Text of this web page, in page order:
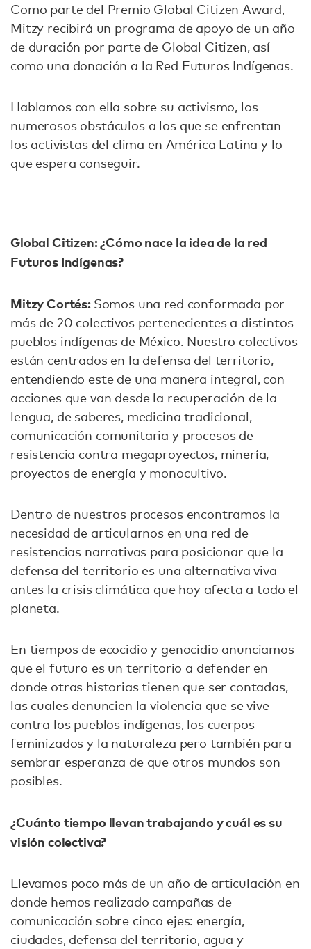
Como parte del Premio Global Citizen Award,
Mitzy recibirá un programa de apoyo de un año
de duración por parte de Global Citizen, así
como una donación a la Red Futuros Indígenas.
Hablamos con ella sobre su activismo, los
numerosos obstáculos a los que se enfrentan
los activistas del clima en América Latina y lo
que espera conseguir.
Global Citizen: ¿Cómo nace la idea de la red
Futuros Indígenas?
Mitzy Cortés: Somos una red conformada por
más de 20 colectivos pertenecientes a distintos
pueblos indígenas de México. Nuestro colectivos
están centrados en la defensa del territorio,
entendiendo este de una manera integral, con
acciones que van desde la recuperación de la
lengua, de saberes, medicina tradicional,
comunicación comunitaria y procesos de
resistencia contra megaproyectos, minería,
proyectos de energía y monocultivo.
Dentro de nuestros procesos encontramos la
necesidad de articularnos en una red de
resistencias narrativas para posicionar que la
defensa del territorio es una alternativa viva
antes la crisis climática que hoy afecta a todo el
planeta.
En tiempos de ecocidio y genocidio anunciamos
que el futuro es un territorio a defender en
donde otras historias tienen que ser contadas,
las cuales denuncien la violencia que se vive
contra los pueblos indígenas, los cuerpos
feminizados y la naturaleza pero también para
sembrar esperanza de que otros mundos son
posibles.
¿Cuánto tiempo llevan trabajando y cuál es su
visión colectiva?
Llevamos poco más de un año de articulación en
donde hemos realizado campañas de
comunicación sobre cinco ejes: energía,
ciudades, defensa del territorio, agua y